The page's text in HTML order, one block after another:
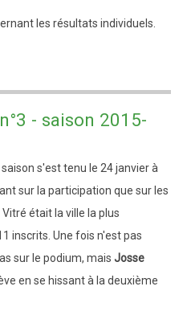
les résultats individuels.
- saison 2015-
s'est tenu le 24 janvier à
sur la participation que sur les
était la ville la plus
inscrits. Une fois n'est pas
sur le podium, mais Josse
en se hissant à la deuxième